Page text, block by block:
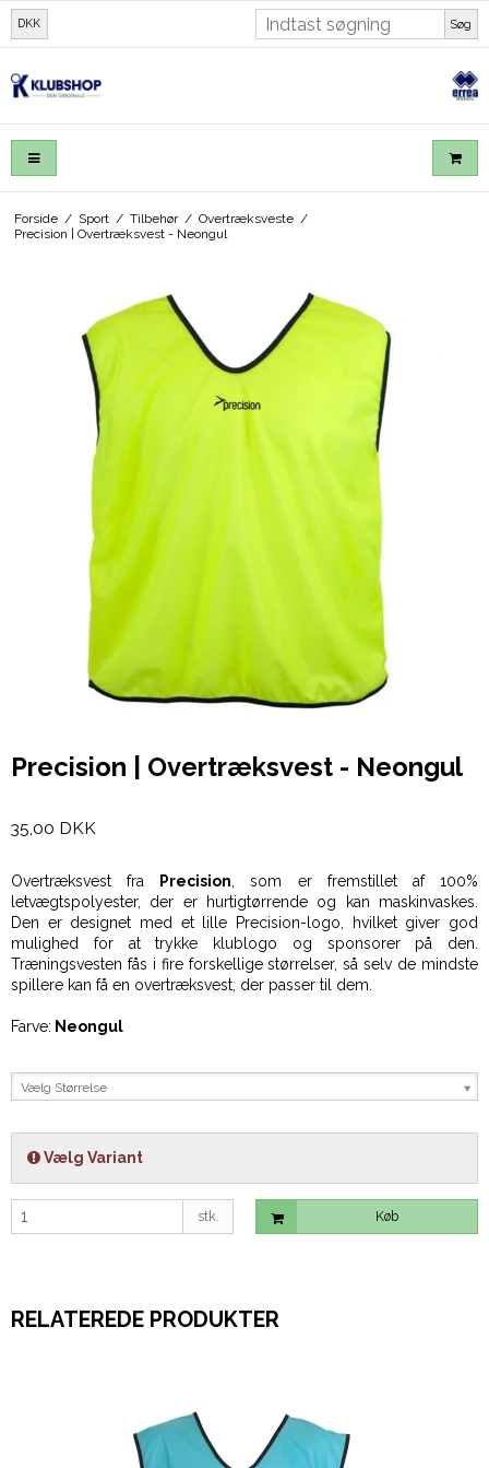
DKK Søg
Forside / Sport / Tilbehør / Overtræksveste /
Precision | Overtræksvest - Neongul
Precision | Overtræksvest - Neongul
35,00 DKK
Overtræksvest fra Precision , som er fremstillet af 100%
letvægtspolyester, der er hurtigtørrende og kan maskinvaskes.
Den er designet med et lille Precision-logo, hvilket giver god
mulighed for at trykke klublogo og sponsorer på den.
Træningsvesten fås i fire forskellige størrelser, så selv de mindste
spillere kan få en overtræksvest, der passer til dem.
Farve: Neongul
Vælg Størrelse
Vælg Variant
stk. Køb
RELATEREDE PRODUKTER